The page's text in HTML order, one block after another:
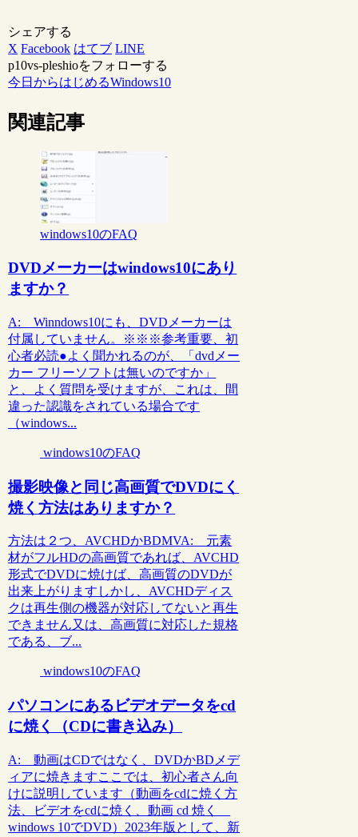
シェアする
X Facebook はてブ LINE
p10vs-pleshioをフォローする
今日からはじめるWindows10
関連記事
windows10のFAQ
DVDメーカーはwindows10にあり
ますか？
A: Winndows10にも、DVDメーカーは
付属していません。※※※参考重要、初
心者必読●よく聞かれるのが、「dvdメー
カー フリーソフトは無いのですか」
と、よく質問を受けますが、これは、間
違った認識をされている場合です
（windows...
windows10のFAQ
撮影映像と同じ高画質でDVDにく
焼く方法はありますか？
方法は２つ、AVCHDかBDMVA: 元素
材がフルHDの高画質であれば、AVCHD
形式でDVDに焼けば、高画質のDVDが
出来上がりますしかし、AVCHDディス
クは再生側の機器が対応してないと再生
できません又は、高画質に対応した規格
である、ブ...
windows10のFAQ
パソコンにあるビデオデータをcd
に焼く（CDに書き込み）
A: 動画はCDではなく、DVDかBDメデ
ィアに焼きますここでは、初心者さん向
けに説明しています（動画をcdに焼く方
法、ビデオをcdに焼く、動画 cd 焼く
windows 10でDVD）2023年版として、新